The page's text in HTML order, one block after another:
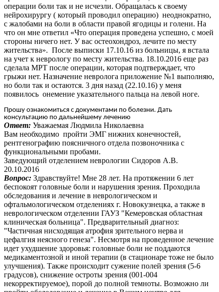
операции боли так и не исчезли. Обращалась к своему
нейрохирургу ( который проводил операцию) неоднократно,
с жалобами на боли в области правой ягодицы и голени. На
что он мне ответил «Что операция проведена успешно, с моей
стороны ничего нет. У вас остеохондроз, лечите по месту
жительства». После выписки 17.10.16 из больницы, я встала
на учет к неврологу по месту жительства. 18.10.2016 еще раз
сделала МРТ после операции, которая подтверждает, что
грыжи нет. Назначение невролога приложение №1 выполняю,
но боли так и остаются. 3 дня назад (22.10.16) у меня
появилось онемение указательного пальца на левой ноге.
Прошу ознакомиться с документами по болезни. Дать
консультацию по дальнейшему лечению
Ответ: Уважаемая Людмила Николаевна
Вам необходимо пройти ЭМГ нижних конечностей,
рентгенографию поясничного отдела позвоночника с
функциональными пробами.
Заведующий отделением неврологии Сидоров А.В.
20.10.2016
Вопрос: Здравствуйте! Мне 28 лет. На протяжении 6 лет
беспокоят головные боли и нарушения зрения. Проходила
обследования и лечение в неврологическом и
офтальмологическом отделениях г. Новокузнецка, а также в
неврологическом отделении ГАУЗ "Кемеровская областная
клиническая больница". Предварительный диагноз:
"Частичная нисходящая атрофия зрительного нерва и
цефалгия неясного генеза". Несмотря на проведенное лечение
идет ухудшение здоровья: головные боли не поддаются
медикаментозной и иной терапии (в стационаре тоже не было
улучшения). Также происходит сужение полей зрения (5-6
градусов), снижение остроты зрения (001-004
некорректируемое), порой до полной темноты. Возможно ли